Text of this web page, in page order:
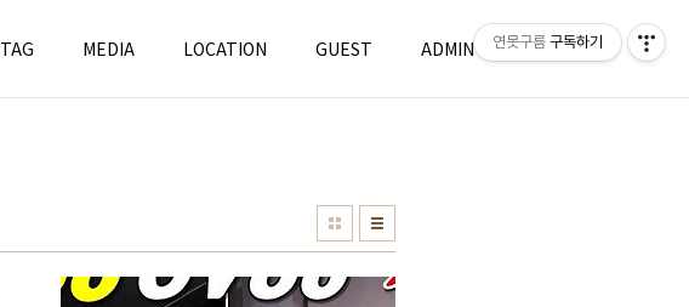
TAG MEDIA LOCATION GUEST ADMIN WRITE
연못구름 구독하기